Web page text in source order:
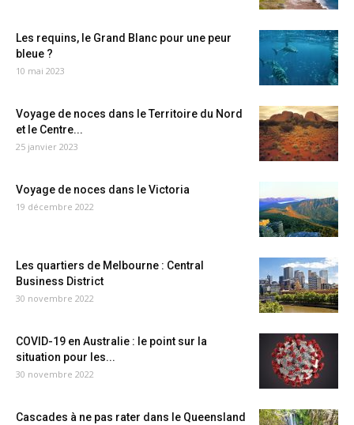
Les requins, le Grand Blanc pour une peur
bleue ?
10 mai 2023
Voyage de noces dans le Territoire du Nord
et le Centre...
25 janvier 2023
Voyage de noces dans le Victoria
19 décembre 2022
Les quartiers de Melbourne : Central
Business District
30 novembre 2022
COVID-19 en Australie : le point sur la
situation pour les...
30 novembre 2022
Cascades à ne pas rater dans le Queensland